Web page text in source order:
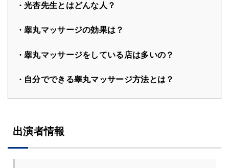
光杏先生とはどんな人？
睾丸マッサージの効果は？
睾丸マッサージをしている店は多いの？
自分でできる睾丸マッサージ方法とは？
出演者情報